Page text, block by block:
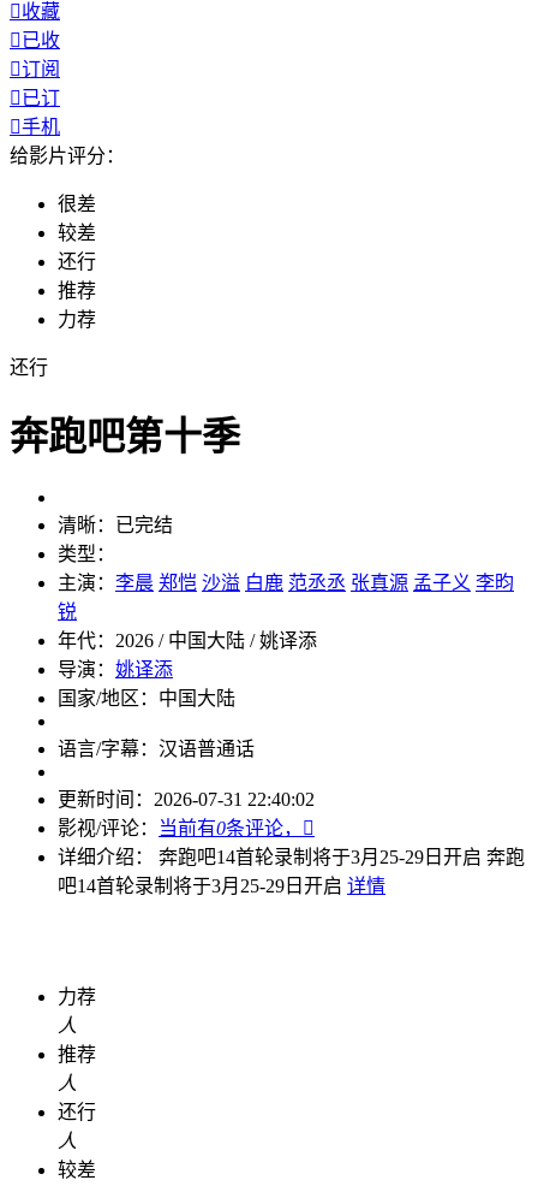
收藏
已收
订阅
已订
手机
给影片评分：
很差
较差
还行
推荐
力荐
还行
奔跑吧第十季
清晰： 已完结
类型：
主演： 李晨 郑恺 沙溢 白鹿 范丞丞 张真源 孟子义 李昀
锐
年代： 2026 / 中国大陆 / 姚译添
导演： 姚译添
国家/地区： 中国大陆
语言/字幕： 汉语普通话
更新时间： 2026-07-31 22:40:02
影视/评论：
当前有0条评论，

详细介绍：
奔跑吧14首轮录制将于3月25-29日开启 奔跑
吧14首轮录制将于3月25-29日开启 详情
力荐
人
推荐
人
还行
人
较差